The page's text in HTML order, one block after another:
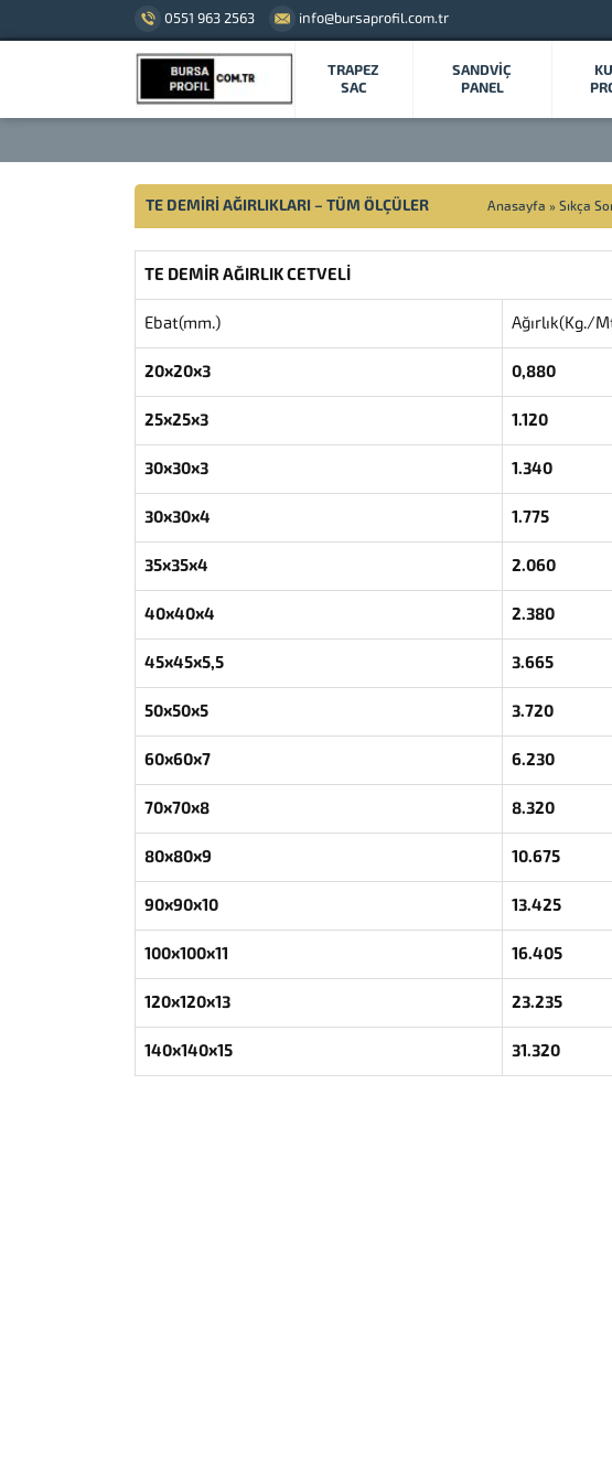
0551 963 2563 info@bursaprofil.com.tr
TRAPEZ
SAC
SANDVİÇ
PANEL
TE DEMİRİ AĞIRLIKLARI – TÜM ÖLÇÜLER Anasayfa » Sıkça
TE DEMİR AĞIRLIK CETVELİ
Ebat(mm.) Ağırlık(Kg./
20x20x3 0,880
25x25x3 1.120
30x30x3 1.340
30x30x4 1.775
35x35x4 2.060
40x40x4 2.380
45x45x5,5 3.665
50x50x5 3.720
60x60x7 6.230
70x70x8 8.320
80x80x9 10.675
90x90x10 13.425
100x100x11 16.405
120x120x13 23.235
140x140x15 31.320